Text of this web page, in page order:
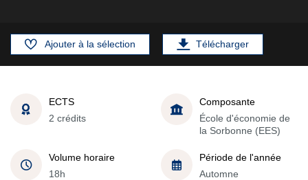
Ajouter à la sélection Télécharger
ECTS
2 crédits
Composante
École d'économie de
la Sorbonne (EES)
Volume horaire
18h
Période de l'année
Automne